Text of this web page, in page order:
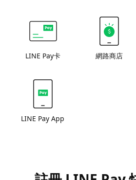
LINE Pay卡 網路商店
LINE Pay App